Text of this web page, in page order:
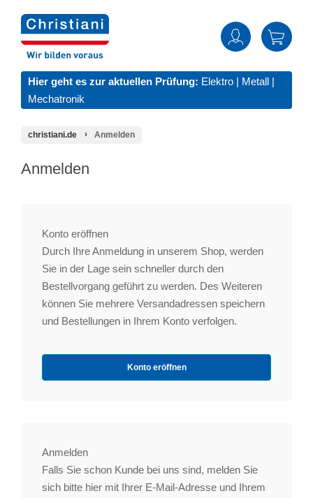
Hier geht es zur aktuellen Prüfung: Elektro | Metall |
Mechatronik
christiani.de Anmelden
Anmelden
Konto eröffnen
Durch Ihre Anmeldung in unserem Shop, werden
Sie in der Lage sein schneller durch den
Bestellvorgang geführt zu werden. Des Weiteren
können Sie mehrere Versandadressen speichern
und Bestellungen in Ihrem Konto verfolgen.
Konto eröffnen
Anmelden
Falls Sie schon Kunde bei uns sind, melden Sie
sich bitte hier mit Ihrer E-Mail-Adresse und Ihrem